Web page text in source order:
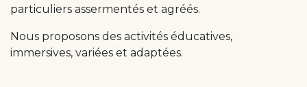
particuliers assermentés et agréés.
Nous proposons des activités éducatives,
immersives, variées et adaptées.